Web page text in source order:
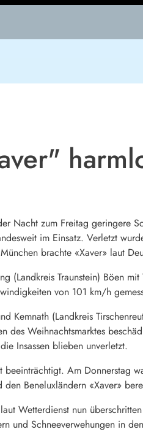
Nacht zum Freitag geringere
im Einsatz. Verletzt
brachte «Xaver» laut
(Landkreis Traunstein) Böen
von 101 km/h
Kemnath (Landkreis
des Weihnachtsmarktes
Insassen blieben unverletzt.
beeinträchtigt. Am Donnerstag
Beneluxländern «Xaver»
Wetterdienst nun
und Schneeverwehungen in